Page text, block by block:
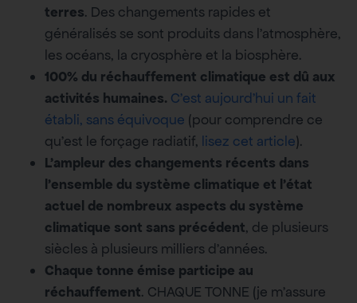
terres. Des changements rapides et
généralisés se sont produits dans l’atmosphère,
les océans, la cryosphère et la biosphère.
100% du réchauffement climatique est dû aux
activités humaines. C’est aujourd’hui un fait
établi, sans équivoque (pour comprendre ce
qu’est le forçage radiatif, lisez cet article).
L’ampleur des changements récents dans
l’ensemble du système climatique et l’état
actuel de nombreux aspects du système
climatique sont sans précédent, de plusieurs
siècles à plusieurs milliers d’années.
Chaque tonne émise participe au
réchauffement. CHAQUE TONNE (je m’assure